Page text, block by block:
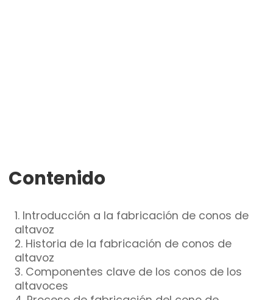
Contenido
1. Introducción a la fabricación de conos de
altavoz
2. Historia de la fabricación de conos de
altavoz
3. Componentes clave de los conos de los
altavoces